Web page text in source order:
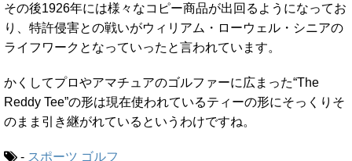
その後1926年には様々なコピー商品が出回るようになってお
り、特許侵害との戦いがウィリアム・ローウェル・シニアの
ライフワークとなっていったと言われています。
かくしてプロやアマチュアのゴルファーに広まった“The
Reddy Tee”の形は現在使われているティーの形にそっくりそ
のまま引き継がれているというわけですね。
- スポーツ ゴルフ